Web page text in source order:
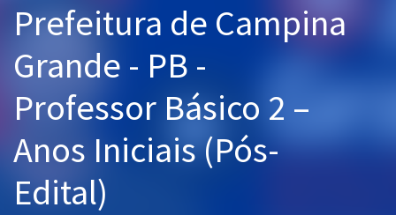
Graduação
OAB
Mentorias
Questões grátis
Prefeitura de Campina
Grande - PB -
Professor Básico 2 –
Anos Iniciais (Pós-
Edital)